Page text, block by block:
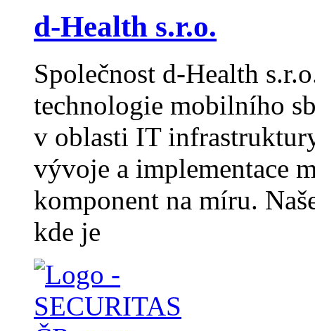
d-Health s.r.o.
Společnost d-Health
technologie mobilního
v oblasti IT
vývoje a implementace
komponent na míru.
kde je